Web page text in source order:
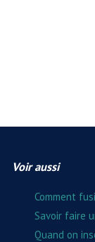
Voir aussi
Comment
Savoir faire
Quand on